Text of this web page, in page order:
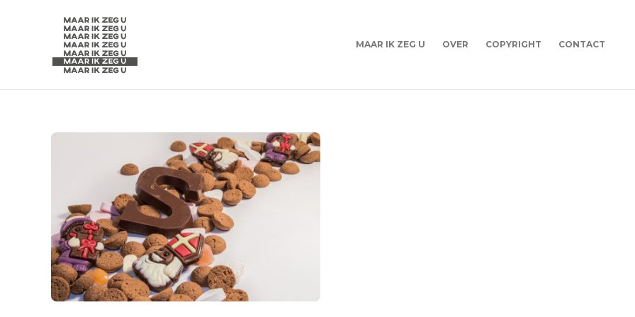
MAAR IK ZEG U OVER COPYRIGHT CONTACT